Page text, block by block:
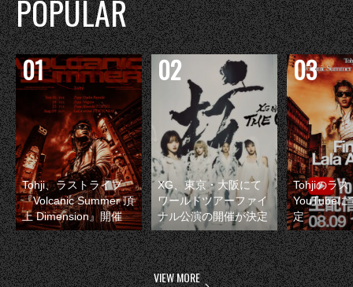
POPULAR
Tohji、ラストライブ
『Volcanic Summer 頂
上 Dimension』開催
XG、東京・大阪にて
ワールドツアーファイ
ナル公演の開催が決定
Tohjiのラス
YouTubeに
定
VIEW MORE